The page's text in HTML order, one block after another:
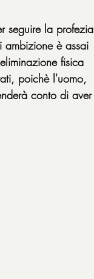
seguire la profezia
è assai
fisica
poichè l'uomo,
conto di aver